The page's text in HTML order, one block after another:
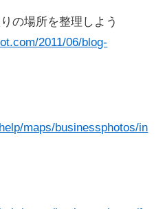
の場所を整理しよう
2011/06/blog-
maps/businessphotos/in